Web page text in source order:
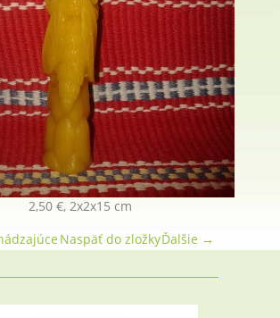
2,50 €, 2x2x15 cm
Ďalšie →
Naspäť do zložky